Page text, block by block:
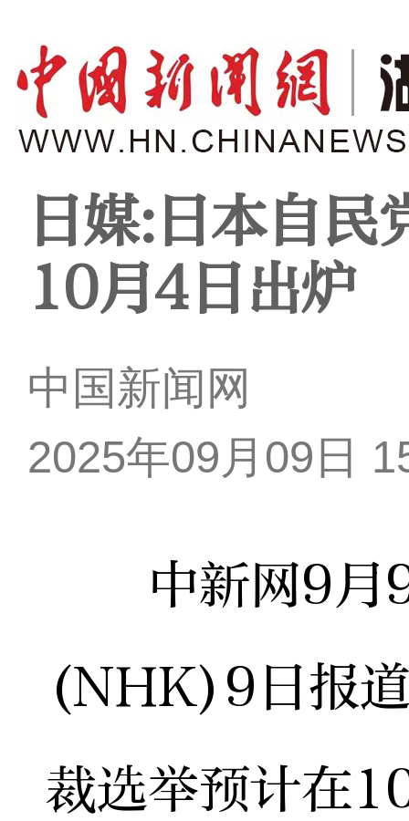
日媒:日本自民
10月4日出炉
中国新闻网
2025年09月09日
中新网9月9
(NHK)9日报
裁选举预计在